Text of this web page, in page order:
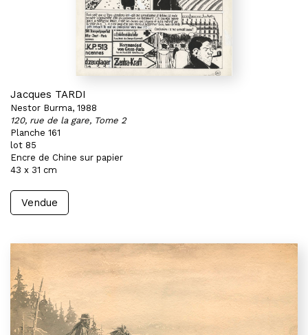
Jacques TARDI
Nestor Burma, 1988
120, rue de la gare, Tome 2
Planche 161
lot 85
Encre de Chine sur papier
43 x 31 cm
Vendue